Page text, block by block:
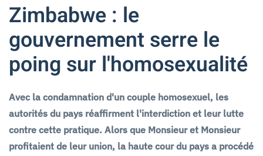
Zimbabwe : le
gouvernement serre le
poing sur l'homosexualité
Avec la condamnation d'un couple homosexuel, les
autorités du pays réaffirment l'interdiction et leur lutte
contre cette pratique. Alors que Monsieur et Monsieur
profitaient de leur union, la haute cour du pays a procédé